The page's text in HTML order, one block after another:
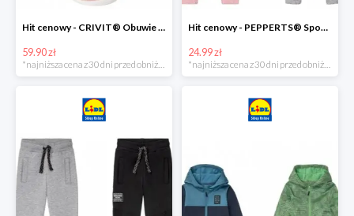
Hit cenowy - CRIVIT® Obuwie dziewczęce sportowe i na co dzień, 1 para
59.90 zł
Hit cenowy - PEPPERTS® Spodnie dresowe dziewczęce, 1 para
24.99 zł